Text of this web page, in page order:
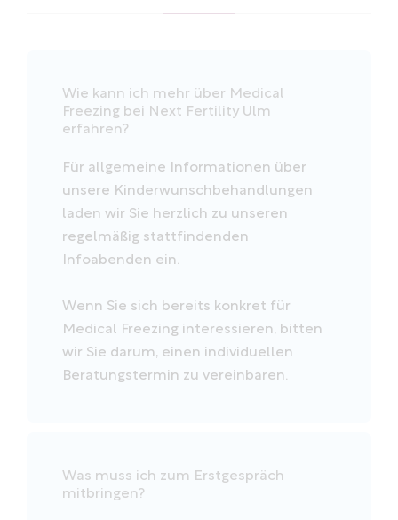
Wie kann ich mehr über Medical
Freezing bei Next Fertility Ulm
erfahren?
Für allgemeine Informationen über
unsere Kinderwunschbehandlungen
laden wir Sie herzlich zu unseren
regelmäßig stattfindenden
Infoabenden ein.
Wenn Sie sich bereits konkret für
Medical Freezing interessieren, bitten
wir Sie darum, einen individuellen
Beratungstermin zu vereinbaren.
Was muss ich zum Erstgespräch
mitbringen?